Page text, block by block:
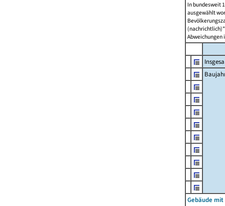
In bundesweit
ausgewählt
Abweichungen
Gebäude mit